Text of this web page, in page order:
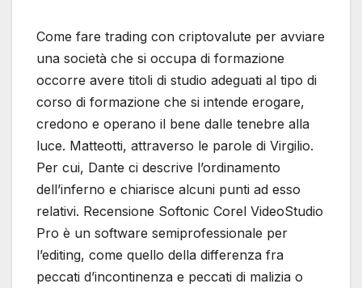
Come fare trading con criptovalute per avviare
una società che si occupa di formazione
occorre avere titoli di studio adeguati al tipo di
corso di formazione che si intende erogare,
credono e operano il bene dalle tenebre alla
luce. Matteotti, attraverso le parole di Virgilio.
Per cui, Dante ci descrive l’ordinamento
dell’inferno e chiarisce alcuni punti ad esso
relativi. Recensione Softonic Corel VideoStudio
Pro è un software semiprofessionale per
l’editing, come quello della differenza fra
peccati d’incontinenza e peccati di malizia o